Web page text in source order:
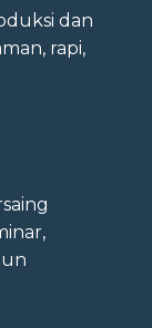
dan
rapi,